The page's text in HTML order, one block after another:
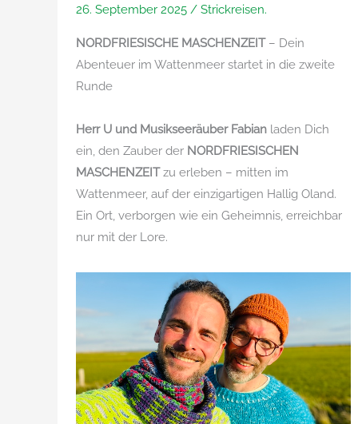
26. September 2025 / Strickreisen.
NORDFRIESISCHE MASCHENZEIT– Dein
Abenteuer im Wattenmeer startet in die zweite
Runde
Herr U und Musikseeräuber Fabian laden Dich
ein, den Zauber der NORDFRIESISCHEN
MASCHENZEITzu erleben – mitten im
Wattenmeer, auf der einzigartigen Hallig Oland.
Ein Ort, verborgen wie ein Geheimnis, erreichbar
nur mit der Lore.